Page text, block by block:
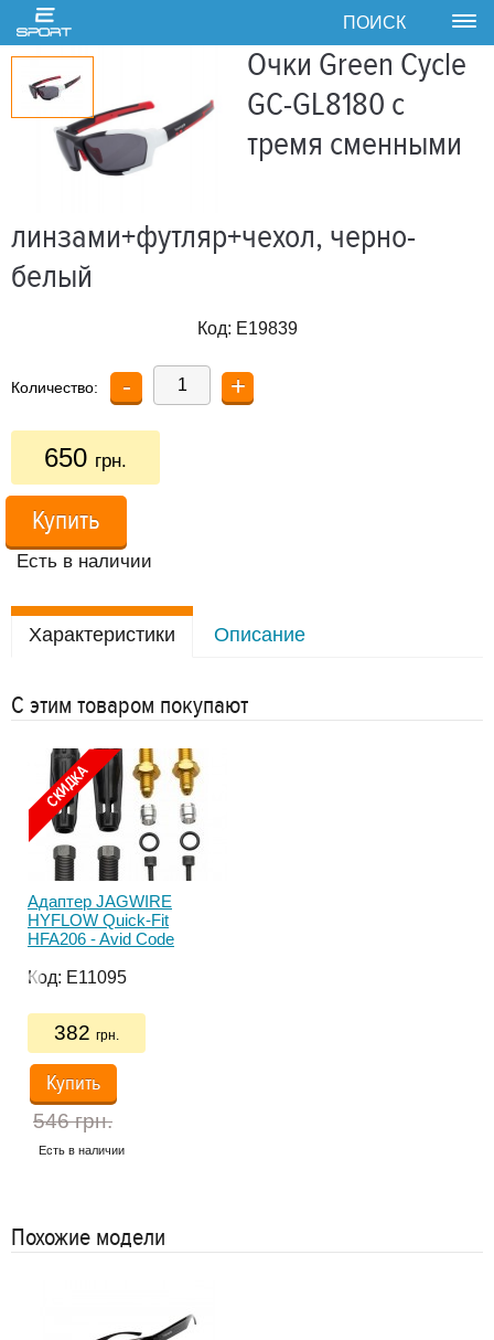
ПОИСК
Очки Green Cycle
GC-GL8180 с
тремя сменными
линзами+футляр+чехол, черно-
белый
Код: E19839
Количество: - +
650 грн.
Купить
Есть в наличии
Характеристики Описание
С этим товаром покупают
Адаптер JAGWIRE
HYFLOW Quick-Fit
HFA206 - Avid Code
Код: E11095
382 грн.
Купить
546 грн.
Есть в наличии
Похожие модели